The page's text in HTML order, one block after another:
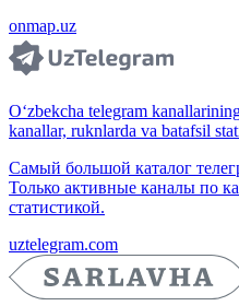
onmap.uz
O‘zbekcha telegram
kanallar, ruknlarda va batafsil
Самый большой каталог
Только активные каналы по
статистикой.
uztelegram.com